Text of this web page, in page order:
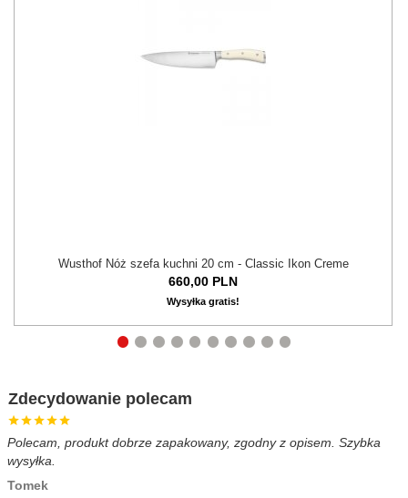
Wusthof Nóż szefa kuchni 20 cm - Classic Ikon Creme
660,00 PLN
Wysyłka gratis!
Zdecydowanie polecam
Polecam, produkt dobrze zapakowany, zgodny z opisem. Szybka
wysyłka.
Tomek